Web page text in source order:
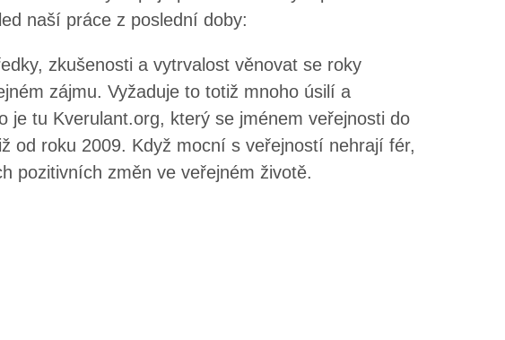
naší práce z poslední doby:
zkušenosti a vytrvalost věnovat se roky
zájmu. Vyžaduje to totiž mnoho úsilí a
je tu Kverulant.org, který se jménem veřejnosti do
od roku 2009. Když mocní s veřejností nehrají fér,
pozitivních změn ve veřejném životě.